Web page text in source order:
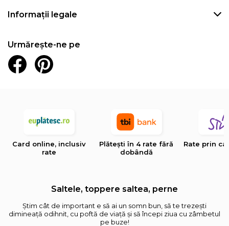
Informații legale
Urmărește-ne pe
Card online, inclusiv
rate
Plătești în 4 rate fără
dobândă
Rate prin
Saltele, toppere saltea, perne
Știm cât de important e să ai un somn bun, să te trezești
dimineață odihnit, cu poftă de viață și să începi ziua cu zâmbetul
pe buze!